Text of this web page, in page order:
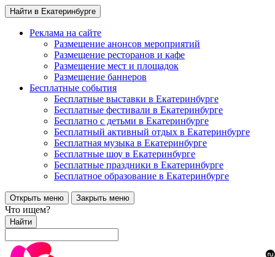
Найти в Екатеринбурге
Реклама на сайте
Размещение анонсов мероприятий
Размещение ресторанов и кафе
Размещение мест и площадок
Размещение баннеров
Бесплатные события
Бесплатные выставки в Екатеринбурге
Бесплатные фестивали в Екатеринбурге
Бесплатно с детьми в Екатеринбурге
Бесплатный активный отдых в Екатеринбурге
Бесплатная музыка в Екатеринбурге
Бесплатные шоу в Екатеринбурге
Бесплатные праздники в Екатеринбурге
Бесплатное образование в Екатеринбурге
Открыть меню Закрыть меню
Что ищем?
Найти